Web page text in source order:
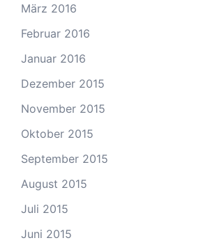
März 2016
Februar 2016
Januar 2016
Dezember 2015
November 2015
Oktober 2015
September 2015
August 2015
Juli 2015
Juni 2015